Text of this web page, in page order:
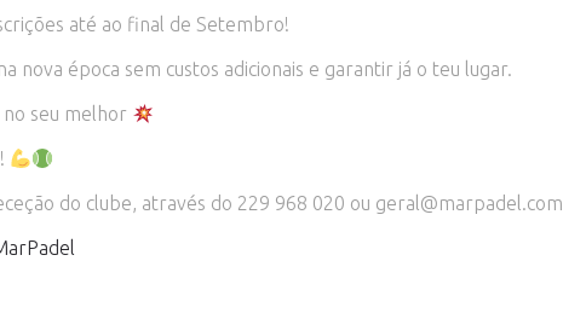
até ao final de Setembro!
nova época sem custos adicionais e garantir já o teu lugar.
seu melhor
do clube, através do 229 968 020 ou geral@marpadel.com